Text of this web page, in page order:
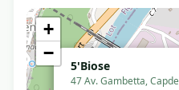
5'Biose
47 Av. Gambetta,
+
−